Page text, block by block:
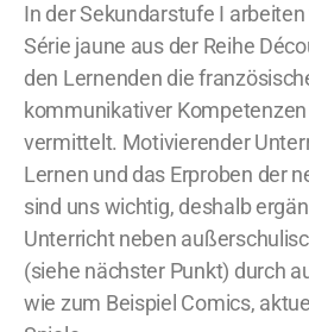
In der Sekundarstufe I
Série jaune aus der Reihe
den Lernenden die
kommunikativer
vermittelt. Motivierender
Lernen und das Erproben der
sind uns wichtig, deshalb
Unterricht neben
(siehe nächster Punkt) durch
wie zum Beispiel Comics,